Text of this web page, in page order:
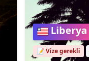
Liberya
📝 Vize gerekli